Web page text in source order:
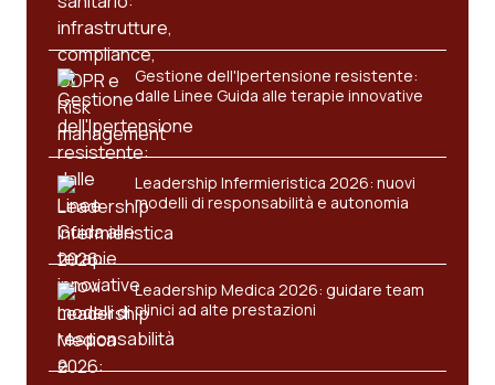
Tumore al seno
Tumore ovarico
Tumori del Polmone & Testa Collo
Tumori gastrointestinali
Ulcera & Reflusso
Vaccini
Gestione dell'Ipertensione resistente:
dalle Linee Guida alle terapie innovative
Leadership Infermieristica 2026: nuovi
modelli di responsabilità e autonomia
Leadership Medica 2026: guidare team
clinici ad alte prestazioni